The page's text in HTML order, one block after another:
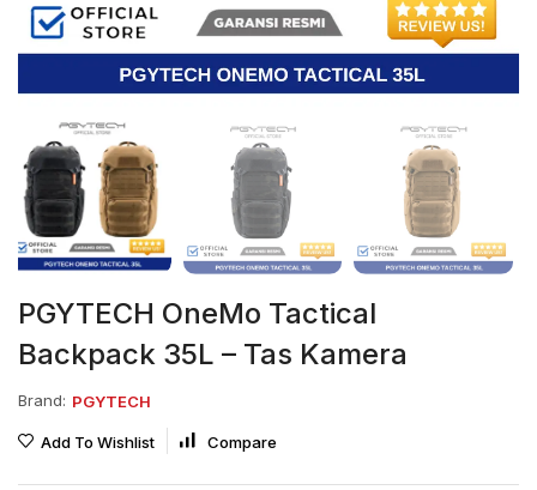
PGYTECH OneMo Tactical
Backpack 35L – Tas Kamera
Brand: PGYTECH
Add To Wishlist Compare